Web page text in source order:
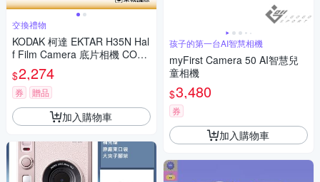
交換禮物
KODAK 柯達 EKTAR H35N Hal
f Film Camera 底片相機 COLO
RPLUS 200底片組
$2,274
券 贈品
加入購物車
孩子的第一台AI智慧相機
myFirst Camera 50 AI智慧兒
童相機
$3,480
券
加入購物車